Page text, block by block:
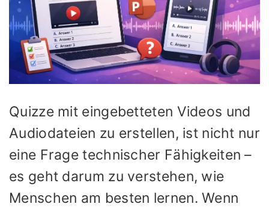
Quizze mit eingebetteten Videos und
Audiodateien zu erstellen, ist nicht nur
eine Frage technischer Fähigkeiten –
es geht darum zu verstehen, wie
Menschen am besten lernen. Wenn